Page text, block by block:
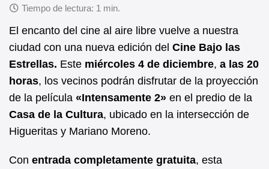
c
e
b
o
o
k
at
s
A
p
p
El encanto del cine al aire libre vuelve a nuestra
ciudad con una nueva edición del Cine Bajo las
Estrellas. Este miércoles 4 de diciembre, a las 20
horas, los vecinos podrán disfrutar de la proyección
de la película «Intensamente 2» en el predio de la
Casa de la Cultura, ubicado en la intersección de
Higueritas y Mariano Moreno.
Con entrada completamente gratuita, esta